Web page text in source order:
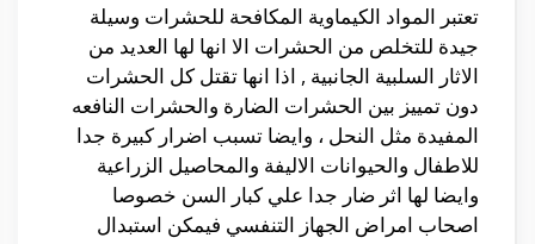
تعتبر المواد الكيماوية المكافحة للحشرات وسيلة
جيدة للتخلص من الحشرات الا انها لها العديد من
الاثار السلبية الجانبية , اذا انها تقتل كل الحشرات
دون تمييز بين الحشرات الضارة والحشرات النافعه
المفيدة مثل النحل ، وايضا تسبب اضرار كبيرة جدا
للاطفال والحيوانات الاليفة والمحاصيل الزراعية
وايضا لها اثر ضار جدا علي كبار السن خصوصا
اصحاب امراض الجهاز التنفسي فيمكن استبدال